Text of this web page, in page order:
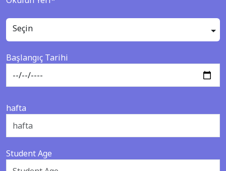
Seçin
Başlangıç Tarihi
hafta
Student Age